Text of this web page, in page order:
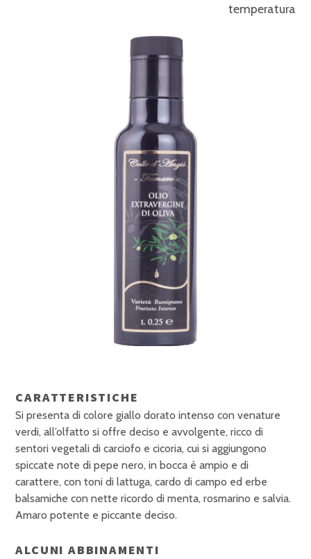
temperatura
CARATTERISTICHE
Si presenta di colore giallo dorato intenso con venature
verdi, all’olfatto si offre deciso e avvolgente, ricco di
sentori vegetali di carciofo e cicoria, cui si aggiungono
spiccate note di pepe nero, in bocca è ampio e di
carattere, con toni di lattuga, cardo di campo ed erbe
balsamiche con nette ricordo di menta, rosmarino e salvia.
Amaro potente e piccante deciso.
ALCUNI ABBINAMENTI